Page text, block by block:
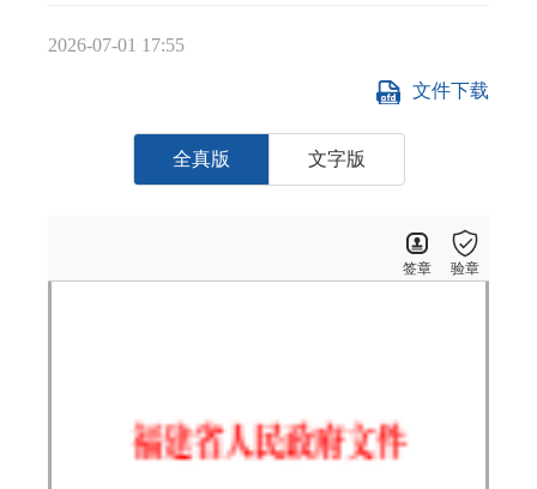
2026-07-01 17:55
全真版 文字版
文件下载